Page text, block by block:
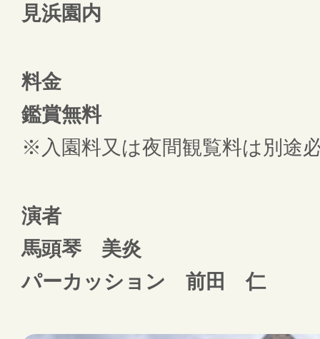
見浜園内
料金
鑑賞無料
※入園料又は夜間観覧料は別途
演者
馬頭琴 美炎
パーカッション 前田 仁